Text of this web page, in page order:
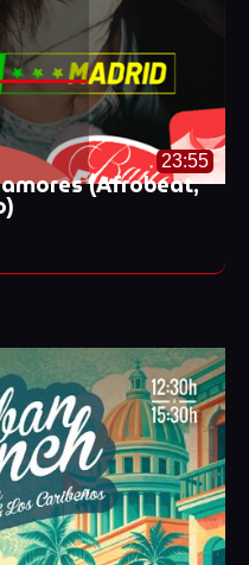
23:55
(Afrobeat,